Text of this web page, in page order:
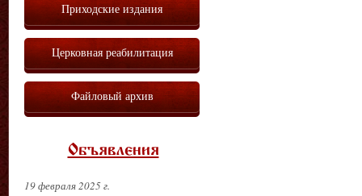
Приходские издания
Церковная реабилитация
Файловый архив
Объявления
19 февраля 2025 г.